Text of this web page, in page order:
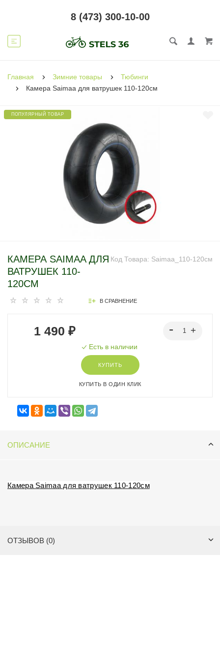
8 (473) 300-10-00
Главная Зимние товары
Тюбинги
Камера Saimaa для ватрушек 110-120см
ПОПУЛЯРНЫЙ ТОВАР
Код Товара: Saimaa_110-120см
КАМЕРА SAIMAA ДЛЯ
ВАТРУШЕК 110-
120СМ
В СРАВНЕНИЕ
1 490 ₽
Есть в наличии
КУПИТЬ
КУПИТЬ В ОДИН КЛИК
ОПИСАНИЕ
Камера Saimaa для ватрушек 110-120см
ОТЗЫВОВ (0)